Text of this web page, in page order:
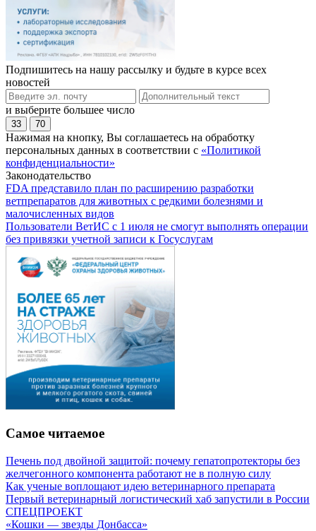
Подпишитесь на нашу рассылку и будьте в курсе всех
новостей
и выберите большее число
33 70
Нажимая на кнопку, Вы соглашаетесь на обработку
персональных данных в соответствии с «Политикой
конфиденциальности»
Законодательство
FDA представило план по расширению разработки
ветпрепаратов для животных с редкими болезнями и
малочисленных видов
Пользователи ВетИС с 1 июля не смогут выполнять операции
без привязки учетной записи к Госуслугам
Самое читаемое
Печень под двойной защитой: почему гепатопротекторы без
желчегонного компонента работают не в полную силу
Как ученые воплощают идею ветеринарного препарата
Первый ветеринарный логистический хаб запустили в России
СПЕЦПРОЕКТ
«Кошки — звезды Донбасса»